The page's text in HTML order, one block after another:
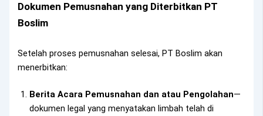
Dokumen Pemusnahan yang Diterbitkan PT
Boslim
Setelah proses pemusnahan selesai, PT Boslim akan
menerbitkan:
Berita Acara Pemusnahan dan atau Pengolahan—
dokumen legal yang menyatakan limbah telah di